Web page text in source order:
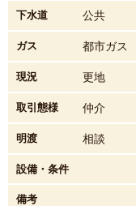
下水道 公共
ガス 都市ガス
現況 更地
取引態様 仲介
明渡 相談
設備・条件
備考